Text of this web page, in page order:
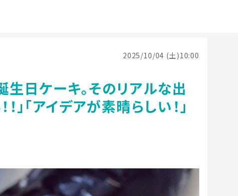
2025/10/04 (土)10:00
日ケーキ。そのリアルな出
」「アイデアが素晴らしい！」